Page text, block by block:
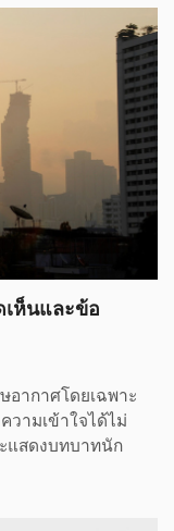
เห็นและข้อ
อากาศโดยเฉพาะ
วามเข้าใจได้ไม่
แสดงบทบาทนัก